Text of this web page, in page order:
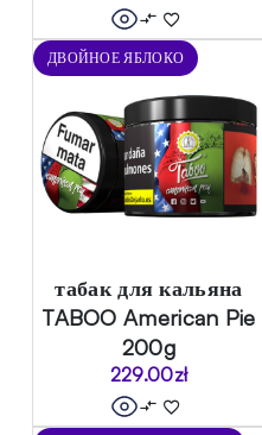
ДВОЙНОЕ ЯБЛОКО
табак для кальяна
TABOO American Pie
200g
229.00zł